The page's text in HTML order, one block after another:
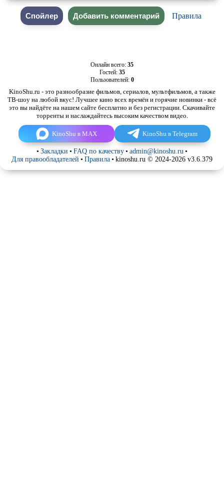
Правила
Онлайн всего: 35
Гостей: 35
Пользователей: 0
KinoShu.ru - это разнообразие фильмов, сериалов, мультфильмов, а также
ТВ-шоу на любой вкус! Лучшее кино всех времён и горячие новинки - всё
это вы найдёте на нашем сайте бесплатно и без регистрации. Скачивайте
торренты и наслаждайтесь высоким качеством видео.
KinoShu в MAX KinoShu в Telegram
• Закладки • FAQ по качеству • admin@kinoshu.ru •
Для правообладателей • Правила • kinoshu.ru © 2024-2026 v3.6.379